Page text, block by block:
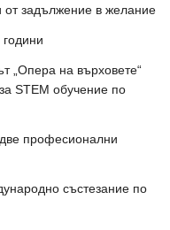
от задължение в желание
„Опера на върховете“
STEM обучение по
професионални
състезание по